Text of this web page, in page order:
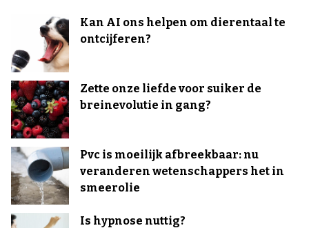
Kan AI ons helpen om dierentaal te
ontcijferen?
Zette onze liefde voor suiker de
breinevolutie in gang?
Pvc is moeilijk afbreekbaar: nu
veranderen wetenschappers het in
smeerolie
Is hypnose nuttig?